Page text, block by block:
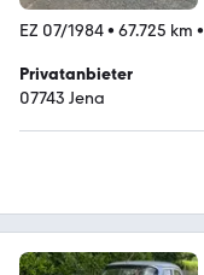
EZ 07/1984• 67.725 km •
Privatanbieter
07743 Jena